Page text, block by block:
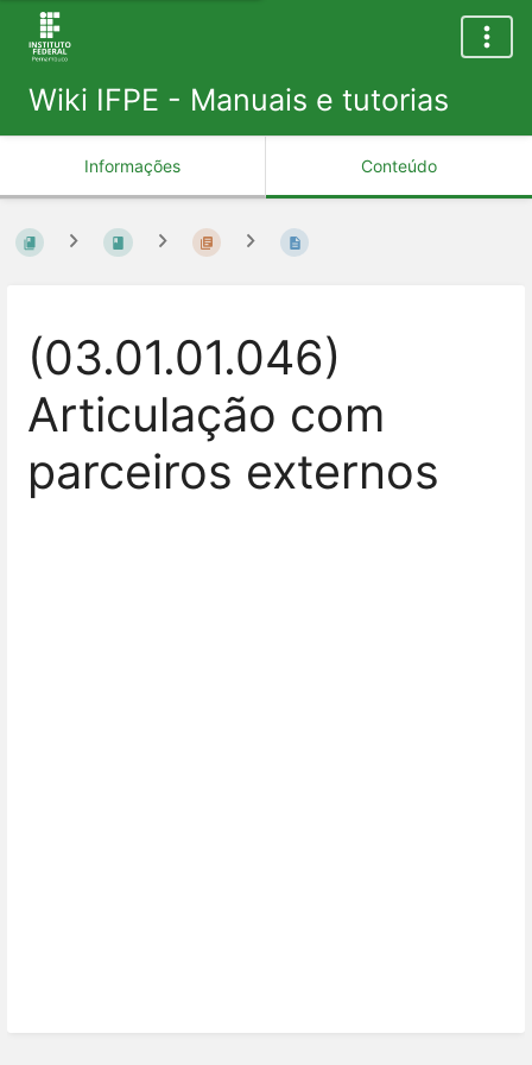
Wiki IFPE - Manuais e tutorias
Informações Conteúdo
(03.01.01.046)
Articulação com
parceiros externos